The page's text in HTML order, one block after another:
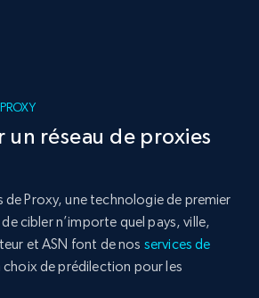
un réseau de proxies
Proxy, une technologie de premier
cibler n’importe quel pays, ville,
et ASN font de nos services de
choix de prédilection pour les